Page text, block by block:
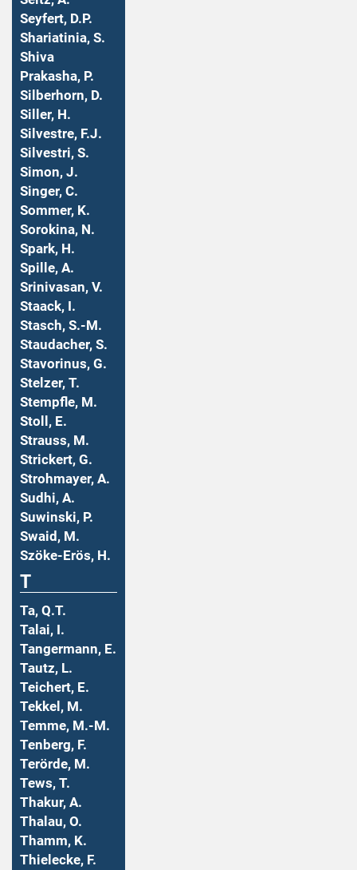
Seyfert, D.P.
Shariatinia, S.
Shiva
Prakasha, P.
Silberhorn, D.
Siller, H.
Silvestre, F.J.
Silvestri, S.
Simon, J.
Singer, C.
Sommer, K.
Sorokina, N.
Spark, H.
Spille, A.
Srinivasan, V.
Staack, I.
Stasch, S.-M.
Staudacher, S.
Stavorinus, G.
Stelzer, T.
Stempfle, M.
Stoll, E.
Strauss, M.
Strickert, G.
Strohmayer, A.
Sudhi, A.
Suwinski, P.
Swaid, M.
Szöke-Erös, H.
T
Ta, Q.T.
Talai, I.
Tangermann, E.
Tautz, L.
Teichert, E.
Tekkel, M.
Temme, M.-M.
Tenberg, F.
Terörde, M.
Tews, T.
Thakur, A.
Thalau, O.
Thamm, K.
Thielecke, F.